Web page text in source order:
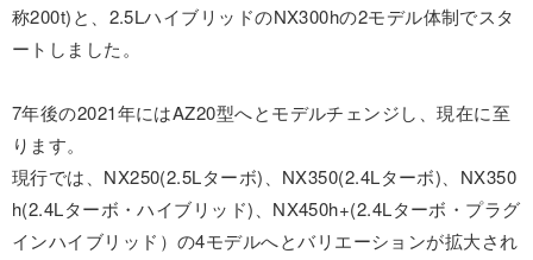
称200t)と、2.5LハイブリッドのNX300hの2モデル体制でスタ
ートしました。
7年後の2021年にはAZ20型へとモデルチェンジし、現在に至
ります。
現行では、NX250(2.5Lターボ)、NX350(2.4Lターボ)、NX350
h(2.4Lターボ・ハイブリッド)、NX450h+(2.4Lターボ・プラグ
インハイブリッド）の4モデルへとバリエーションが拡大され